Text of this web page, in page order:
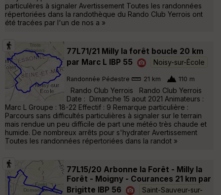
particulères à signaler Avertissement Toutes les randonnées
répertoriées dans la randothèque du Rando Club Yerrois ont
été tracées par l'un de nos a »
77L71/21 Milly la forêt boucle 20 km
par Marc L IBP 55
Noisy-sur-École
Randonnée Pédestre 21 km 110 m
Rando Club Yerrois Rando Club Yerrois
Date : Dimanche 15 aout 2021 Animateurs :
Marc L Groupe : 18-22 Effectif : 9 Remarque particulière :
Parcours sans difficultés particulières à signaler sur le terrain
mais rendue un peu difficile de part une météo très chaude et
humide. De nombreux arrêts pour s'hydrater Avertissement
Toutes les randonnées répertoriées dans la randot »
77L15/20 Arbonne la Forêt - Milly la
Forêt - Moigny - Courances 21 km par
Brigitte IBP 56
Saint-Sauveur-sur-